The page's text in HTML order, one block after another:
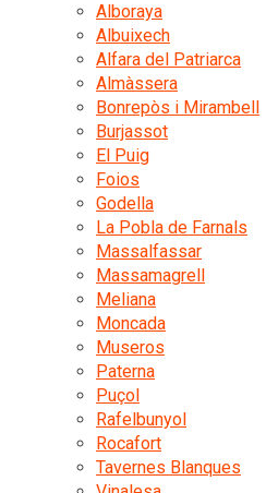
Alboraya
Albuixech
Alfara del Patriarca
Almàssera
Bonrepòs i Mirambell
Burjassot
El Puig
Foios
Godella
La Pobla de Farnals
Massalfassar
Massamagrell
Meliana
Moncada
Museros
Paterna
Puçol
Rafelbunyol
Rocafort
Tavernes Blanques